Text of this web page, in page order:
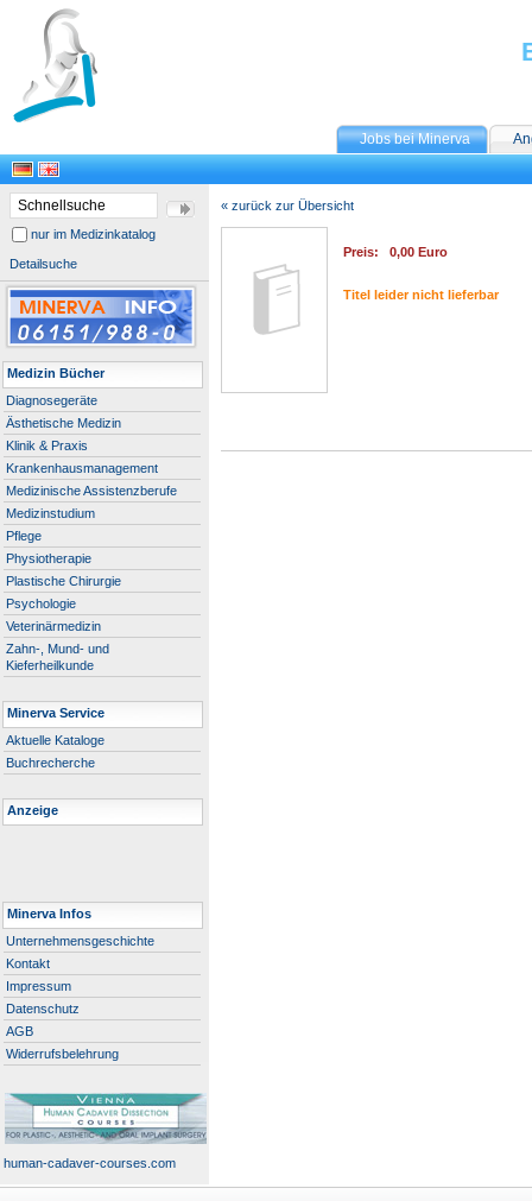
Jobs bei Minerva
nur im Medizinkatalog
Detailsuche
Medizin Bücher
Diagnosegeräte
Ästhetische Medizin
Klinik & Praxis
Krankenhausmanagement
Medizinische Assistenzberufe
Medizinstudium
Pflege
Physiotherapie
Plastische Chirurgie
Psychologie
Veterinärmedizin
Zahn-, Mund- und
Kieferheilkunde
Minerva Service
Aktuelle Kataloge
Buchrecherche
Anzeige
Minerva Infos
Unternehmensgeschichte
Kontakt
Impressum
Datenschutz
AGB
Widerrufsbelehrung
human-cadaver-courses.com
« zurück zur Übersicht
Preis: 0,00 Euro
Titel leider nicht lieferbar